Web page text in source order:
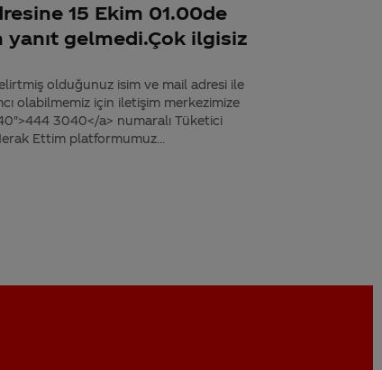
15 Ekim 01.00de
gelmedi.Çok ilgisiz
olduğunuz isim ve mail adresi ile
olabilmemiz için iletişim merkezimize
3040</a> numaralı Tüketici
Ettim platformumuz...